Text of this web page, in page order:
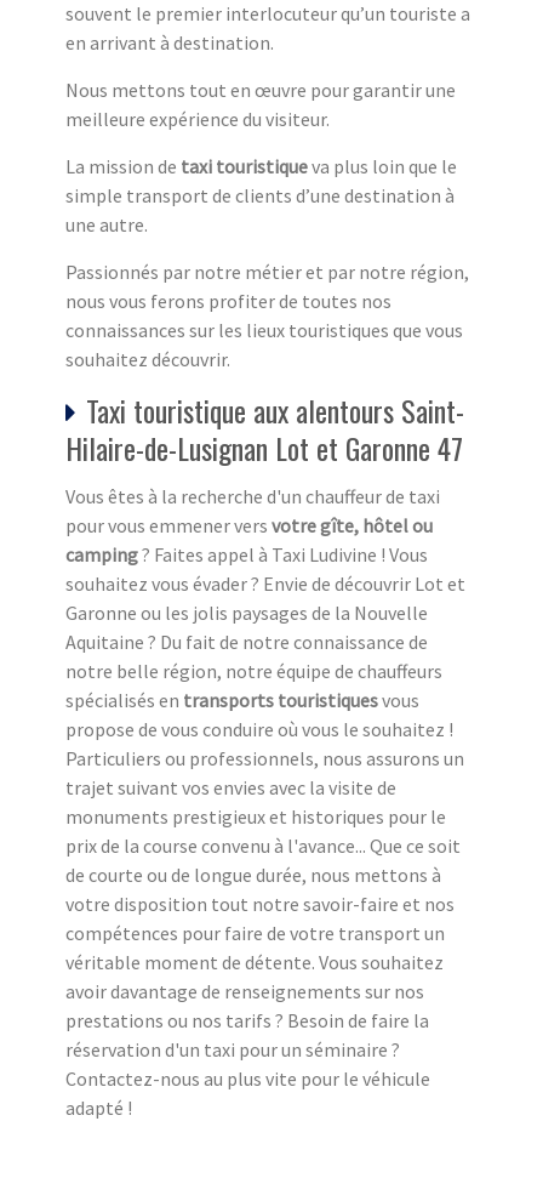
souvent le premier interlocuteur qu’un touriste a
en arrivant à destination.
Nous mettons tout en œuvre pour garantir une
meilleure expérience du visiteur.
La mission de taxi touristiqueva plus loin que le
simple transport de clients d’une destination à
une autre.
Passionnés par notre métier et par notre région,
nous vous ferons profiter de toutes nos
connaissances sur les lieux touristiques que vous
souhaitez découvrir.
Taxi touristique aux alentours Saint-
Hilaire-de-Lusignan Lot et Garonne 47
Vous êtes à la recherche d'un chauffeur de taxi
pour vous emmener vers votre gîte, hôtel ou
camping? Faites appel à Taxi Ludivine ! Vous
souhaitez vous évader ? Envie de découvrir Lot et
Garonne ou les jolis paysages de la Nouvelle
Aquitaine ? Du fait de notre connaissance de
notre belle région, notre équipe de chauffeurs
spécialisés en transports touristiquesvous
propose de vous conduire où vous le souhaitez !
Particuliers ou professionnels, nous assurons un
trajet suivant vos envies avec la visite de
monuments prestigieux et historiques pour le
prix de la course convenu à l'avance... Que ce soit
de courte ou de longue durée, nous mettons à
votre disposition tout notre savoir-faire et nos
compétences pour faire de votre transport un
véritable moment de détente. Vous souhaitez
avoir davantage de renseignements sur nos
prestations ou nos tarifs ? Besoin de faire la
réservation d'un taxi pour un séminaire ?
Contactez-nous au plus vite pour le véhicule
adapté !